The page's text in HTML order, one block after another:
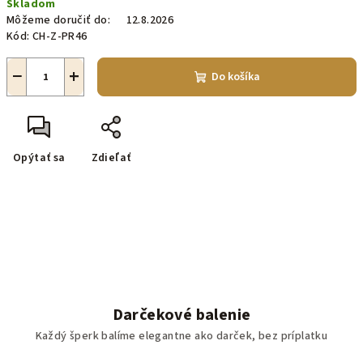
cena:
Skladom
Môžeme doručiť do:
12.8.2026
Kód: CH-Z-PR46
+
− Do košíka
Opýtať sa Zdieľať
Darčekové balenie
Každý šperk balíme elegantne ako darček, bez príplatku